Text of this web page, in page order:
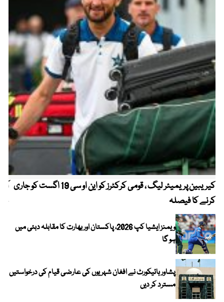
کیریبین پریمیئر لیگ ، قومی کرکٹرز کو این او سی 19 اگست کو جاری
کرنے کا فیصلہ
ویمنز ایشیا کپ 2026، پاکستان اور بھارت کا مقابلہ دبئی میں
ہو گا
پشاور ہائیکورٹ نے افغان شہریوں کی عارضی قیام کی درخواستیں
مسترد کر دیں